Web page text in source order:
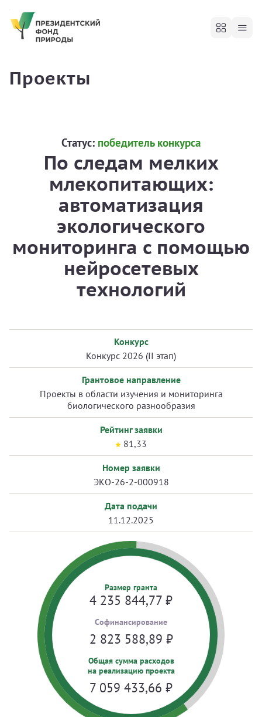
Проекты
Статус: победитель конкурса
По следам мелких
млекопитающих:
автоматизация
экологического
мониторинга с помощью
нейросетевых
технологий
Конкурс
Конкурс 2026 (II этап)
Грантовое направление
Проекты в области изучения и мониторинга
биологического разнообразия
Рейтинг заявки
81,33
Номер заявки
ЭКО-26-2-000918
Дата подачи
11.12.2025
Размер гранта
4 235 844,77 ₽
Cофинансирование
2 823 588,89 ₽
Общая сумма расходов
на реализацию проекта
7 059 433,66 ₽